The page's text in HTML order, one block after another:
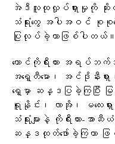
အဲဒီလူထုလှုပ်ရှားမှုကို ဆို
သံရုံးတွေ အပါအဝင် စုစု
ပြုလုပ်ခဲ့တာဖြစ်ပါတယ်။
တောင်ကိုရီးယား အရပ်ဘက်
အရှေ့တီမော၊ အင်ဒိုနီး
ရှေ့မှာ ဆန္ဒပြခဲ့ကြပြီး မ
ရူနိုင်း၊ လာအို၊ မလေး
သံရုံးများနဲ့ ကိုရီးယား-
ဆန္ဒထုတ်ဖော်ခဲ့ကြတာ ဖ